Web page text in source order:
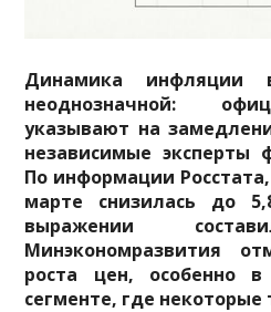
Динамика инфляции
неоднозначной:
указывают на
независимые эксперты
По информации
марте снизилась до
выражении
Минэкономразвития
роста цен, особенно в
сегменте, где